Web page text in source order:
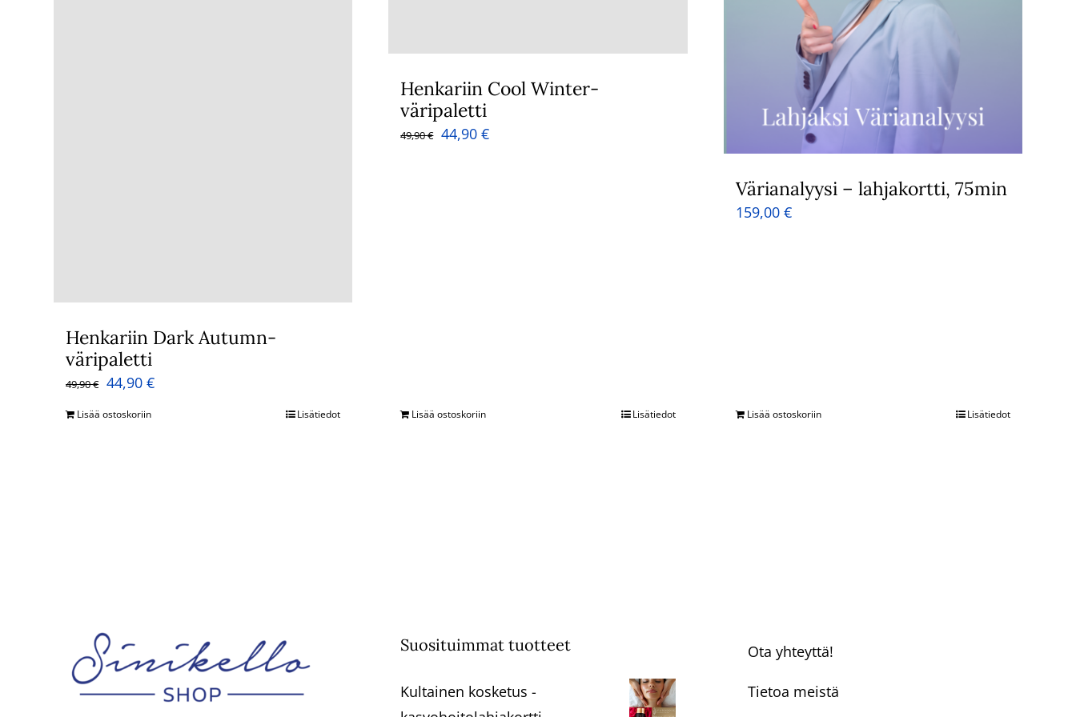
Henkariin Dark Autumn-
väripaletti
49,90€ Alkuperäinen
hinta
44,90€Nykyinen
Lisää ostoskoriin Lisätiedot
Henkariin Cool Winter-
väripaletti
49,90€ Alkuperäinen
44,90€Nykyinen
Lisää ostoskoriin Lisätiedot
Värianalyysi – lahjakortti, 75min
159,00 €
Lisää ostoskoriin Lisätiedot
Suosituimmat tuotteet
Kultainen kosketus -
Ota yhteyttä!
Tietoa meistä